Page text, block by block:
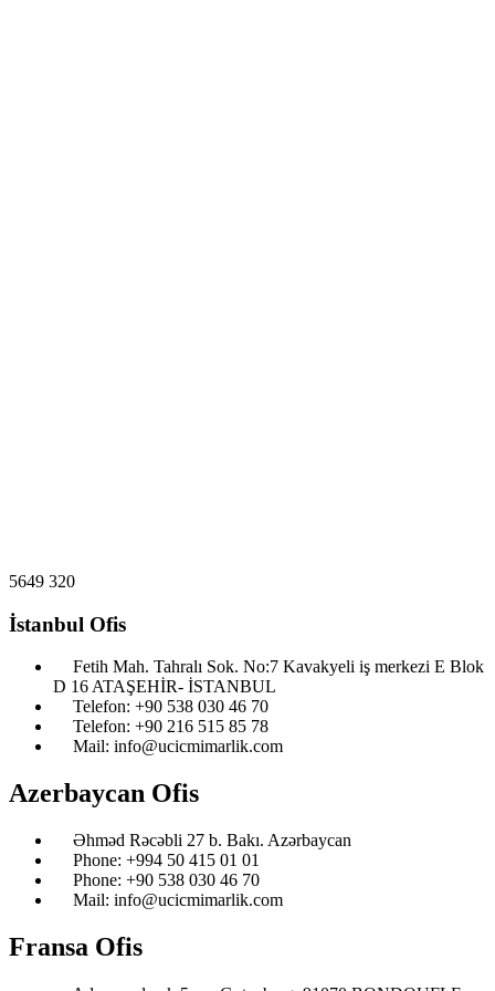
5649 320
İstanbul Ofis
Fetih Mah. Tahralı Sok. No:7 Kavakyeli iş merkezi E Blok
D 16 ATAŞEHİR- İSTANBUL
Telefon: ‎+90 538 030 46 70
Telefon: ‎+90 216 515 85 78
Mail: info@ucicmimarlik.com
Azerbaycan Ofis
Əhməd Rəcəbli 27 b. Bakı. Azərbaycan
Phone: ‎‎+994 50 415 01 01
Phone: +90 538 030 46 70
Mail: info@ucicmimarlik.com
Fransa Ofis